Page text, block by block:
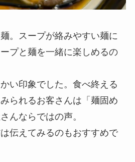
。スープが絡みやすい麺に
プと麺を一緒に楽しめるの
い印象でした。食べ終える
られるお客さんは「麺固め
んならではの声。
伝えてみるのもおすすめで